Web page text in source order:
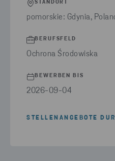
STANDORT
pomorskie: Gdynia,
BERUFSFELD
Ochrona Środowiska
BEWERBEN BIS
2026-09-04
STELLENANGEBOTE